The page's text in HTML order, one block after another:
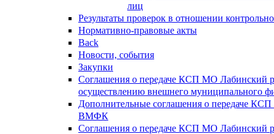
лиц
Результаты проверок в отношении
Нормативно-правовые акты
Back
Новости, события
Закупки
Соглашения о передаче КСП МО Лабинский
осуществлению внешнего муниципального
Дополнительные соглашения о передаче
ВМФК
Соглашения о передаче КСП МО Лабинский